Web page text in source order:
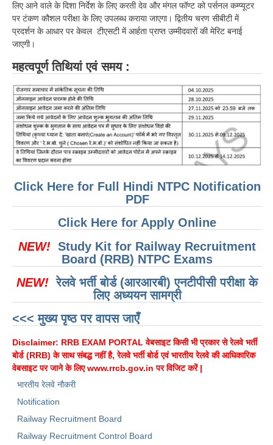
लिए आने वाले के दिशा निर्देश के लिए करती देव और मंगल फॉण्ट को पर्सनल कम्प्यूटर
पर टंकण कौशल परीक्षा के लिए उपलब्ध कराया जाएगा। द्वितीय चरण सीबीटी में
प्रदर्शन के आधार पर केवल टीएसटी में आर्हता प्राप्त उम्मीदवारों की मेरिट बनाई
जाएगी।
महत्वपूर्ण तिथियां एवं समय :
Click Here for Full Hindi NTPC Notification
PDF
Click Here for Apply Online
NEW! Study Kit for Railway Recruitment
Board (RRB) NTPC Exams
NEW! रेलवे भर्ती बोर्ड (आरआरबी) एनटीपीसी परीक्षा के
लिए अध्ययन सामग्री
<<< मुख्य पृष्ठ पर वापस जाएँ
Disclaimer: RRB EXAM PORTAL वेबसाइट किसी भी प्रकार से रेलवे भर्ती
बोर्ड (RRB) के साथ संबद्ध नहीं है, रेलवे भर्ती बोर्ड एवं भारतीय रेलवे की आधिकारिक
वेबसाइट पर जाने के लिएwww.rrcb.gov.in पर विजिट करें |
भारतीय रेलवे नौकरी
Notification
Railway Recruitment Board
Railway Recruitment Control Board